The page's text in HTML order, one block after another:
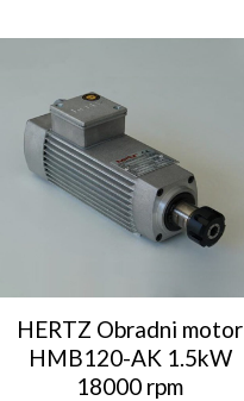
HERTZ Obradni motor
HMB120-AK 1.5kW
18000 rpm